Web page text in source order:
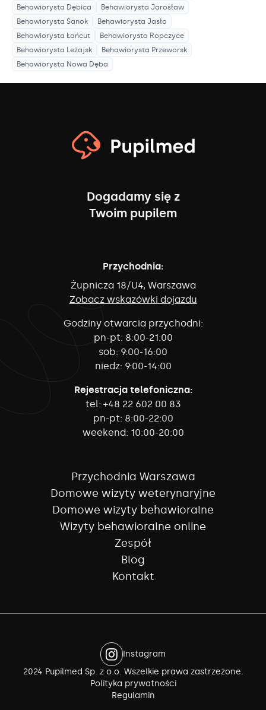
Behawiorysta Dębica Behawiorysta Jarosław
Behawiorysta Sanok Behawiorysta Jasło
Behawiorysta Łańcut Behawiorysta Ropczyce
Behawiorysta Leżajsk Behawiorysta Przeworsk
Behawiorysta Nowa Dęba
Dogadamy się z
Twoim pupilem
Przychodnia:
Żupnicza 18/U4, Warszawa
Zobacz wskazówki dojazdu
Godziny otwarcia przychodni:
pn-pt: 8:00-21:00
sob: 9:00-16:00
niedz: 9:00-14:00
Rejestracja telefoniczna:
tel: +48 22 602 00 83
pn-pt: 8:00-22:00
weekend: 10:00-20:00
Przychodnia Warszawa
Domowe wizyty weterynaryjne
Domowe wizyty behawioralne
Wizyty behawioralne online
Zespół
Blog
Kontakt
Instagram
2024 Pupilmed Sp. z o.o. Wszelkie prawa zastrzeżone.
Polityka prywatności
Regulamin